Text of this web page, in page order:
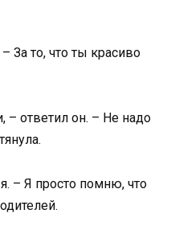
За то, что ты красиво
ответил он. – Не надо
– Я просто помню, что